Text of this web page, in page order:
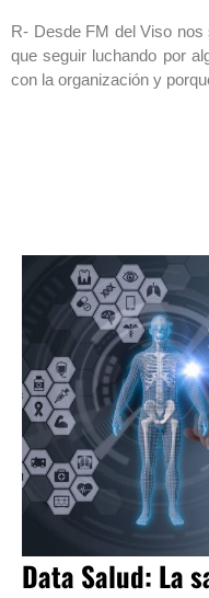
R- Desde FM del Viso
que seguir luchando por
con la organización y
Data Salud: La